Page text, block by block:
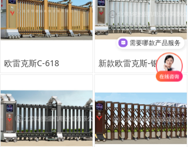
欧雷克斯C-618 新款欧雷克斯-银钻III
需要哪款产品服务